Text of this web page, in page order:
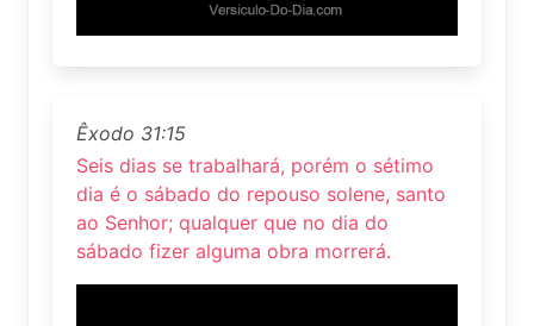
Êxodo 31:15
Seis dias se trabalhará, porém o sétimo
dia é o sábado do repouso solene, santo
ao Senhor; qualquer que no dia do
sábado fizer alguma obra morrerá.